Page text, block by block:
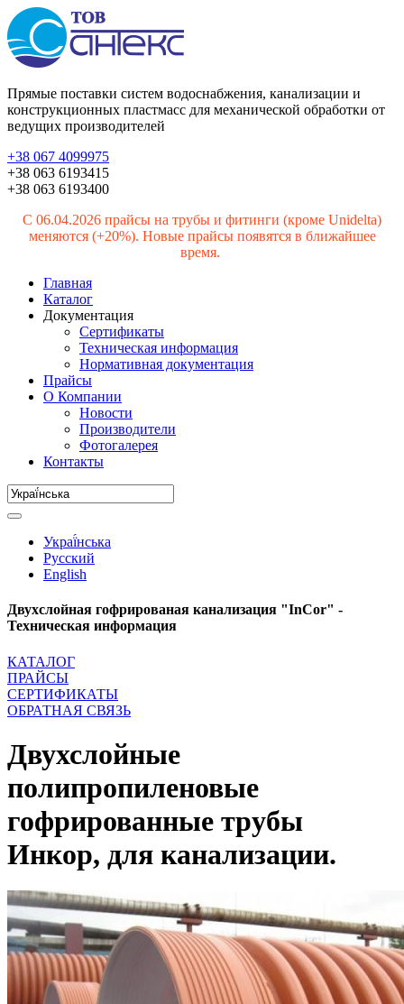
Прямые поставки систем водоснабжения, канализации и
конструкционных пластмасс для механической обработки от
ведущих производителей
+38 067 4099975
+38 063 6193415
+38 063 6193400
С 06.04.2026 прайсы на трубы и фитинги (кроме Unidelta)
меняются (+20%). Новые прайсы появятся в ближайшее
время.
Главная
Каталог
Документация
Сертификаты
Техническая информация
Нормативная документация
Прайсы
О Компании
Новости
Производители
Фотогалерея
Контакты
Украї́нська
Русский
English
Двухслойная гофрированая канализация "InCor" -
Техническая информация
КАТАЛОГ
ПРАЙСЫ
СЕРТИФИКАТЫ
ОБРАТНАЯ СВЯЗЬ
Двухслойные
полипропиленовые
гофрированные трубы
Инкор, для канализации.